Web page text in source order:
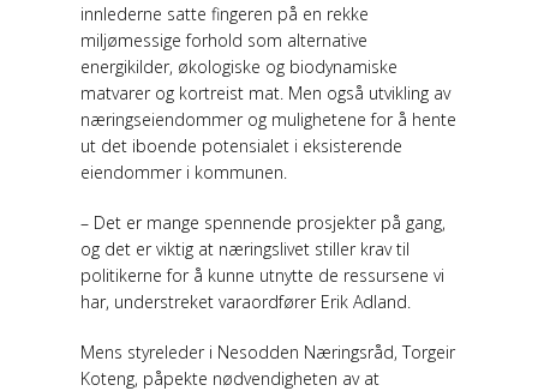
innlederne satte fingeren på en rekke
miljømessige forhold som alternative
energikilder, økologiske og biodynamiske
matvarer og kortreist mat. Men også utvikling av
næringseiendommer og mulighetene for å hente
ut det iboende potensialet i eksisterende
eiendommer i kommunen.
– Det er mange spennende prosjekter på gang,
og det er viktig at næringslivet stiller krav til
politikerne for å kunne utnytte de ressursene vi
har, understreket varaordfører Erik Adland.
Mens styreleder i Nesodden Næringsråd, Torgeir
Koteng, påpekte nødvendigheten av at